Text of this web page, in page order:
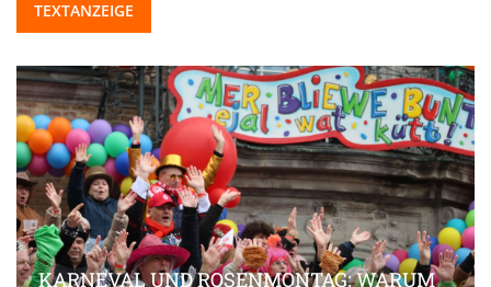
TEXTANZEIGE
KARNEVAL UND ROSENMONTAG: WARUM